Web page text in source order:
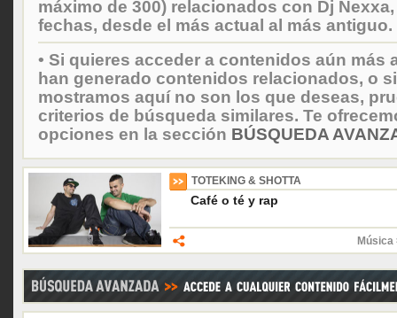
máximo de 300) relacionados con Dj
fechas, desde el más actual al más antiguo.
• Si quieres acceder a contenidos aún más
han generado contenidos relacionados, o
mostramos aquí no son los que deseas,
criterios de búsqueda similares. Te
opciones en la sección BÚSQUEDA
TOTEKING & SHOTTA
Café o té y rap
Música